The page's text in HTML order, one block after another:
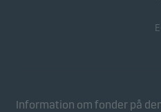
Information om fonder på
inställningar och de